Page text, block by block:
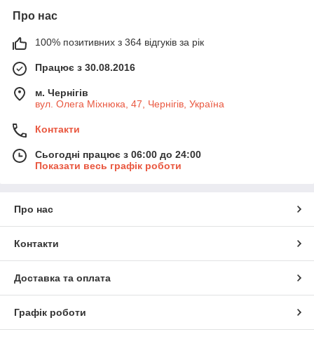
Про нас
100% позитивних з 364 відгуків за рік
Працює з 30.08.2016
м. Чернігів
вул. Олега Міхнюка, 47, Чернігів, Україна
Контакти
Сьогодні працює з 06:00 до 24:00
Показати весь графік роботи
Про нас
Контакти
Доставка та оплата
Графік роботи